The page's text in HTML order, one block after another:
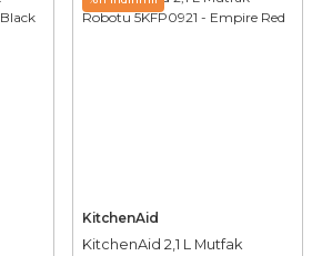
KitchenAid
KitchenAid 2,1 L Mutfak